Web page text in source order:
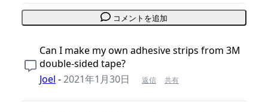
コメントを追加
Can I make my own adhesive strips from 3M
double-sided tape?
Joel -2021年1月30日 返信 共有